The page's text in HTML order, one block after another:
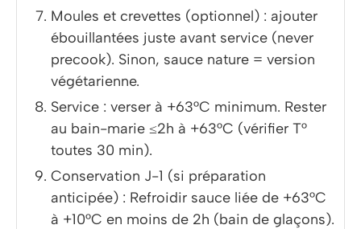
Moules et crevettes (optionnel) : ajouter
ébouillantées juste avant service (never
precook). Sinon, sauce nature = version
végétarienne.
Service : verser à +63°C minimum. Rester
au bain-marie ≤2h à +63°C (vérifier T°
toutes 30 min).
Conservation J-1 (si préparation
anticipée) : Refroidir sauce liée de +63°C
à +10°C en moins de 2h (bain de glaçons).